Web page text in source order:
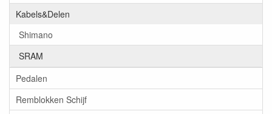
Kabels&Delen
Shimano
SRAM
Pedalen
Remblokken Schijf